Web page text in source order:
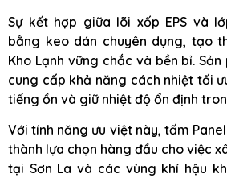
Sự kết hợp giữa lõi xốp EPS và
bằng keo dán chuyên dụng, tạo
Kho Lạnh vững chắc và bền bỉ.
cung cấp khả năng cách nhiệt tối
tiếng ồn và giữ nhiệt độ ổn định
Với tính năng ưu việt này, tấm
thành lựa chọn hàng đầu cho việc
tại Sơn La và các vùng khí hậu